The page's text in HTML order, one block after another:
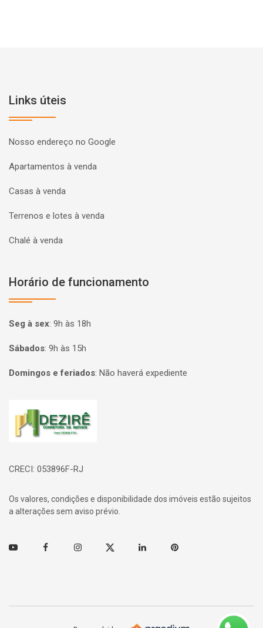
Links úteis
Nosso endereço no Google
Apartamentos à venda
Casas à venda
Terrenos e lotes à venda
Chalé à venda
Horário de funcionamento
Seg à sex: 9h às 18h
Sábados: 9h às 15h
Domingos e feriados: Não haverá expediente
Página inicial
CRECI: 053896F-RJ
Os valores, condições e disponibilidade dos imóveis estão sujeitos
a alterações sem aviso prévio.
Youtube FacebookInstagramTwitter Linkedin Pinterest